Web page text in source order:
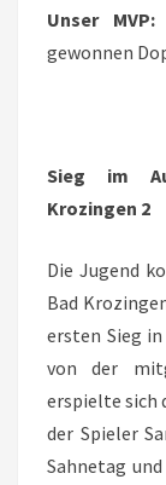
Unser MVP:
gewonnen
Sieg im
Krozingen 2
Die Jugend
Bad
ersten Sieg
von der
erspielte sich
der Spieler
Sahnetag